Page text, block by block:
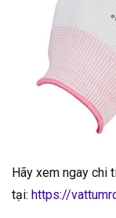
Hãy xem ngay chi
tại: https://